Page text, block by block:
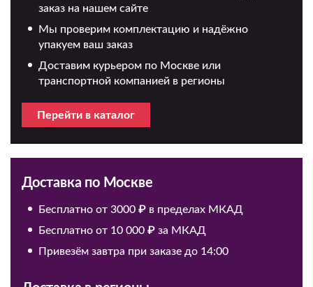
заказ на нашем сайте
Мы проверим комплектацию и надёжно
упакуем ваш заказ
Доставим курьером по Москве или
транспортной компанией в регионы
Перейти в каталог
Доставка по Москве
Бесплатно от 3000 ₽ в пределах МКАД
Бесплатно от 10 000 ₽ за МКАД
Привезём завтра при заказе до 14:00